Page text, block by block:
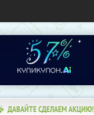
ДАВАЙТЕ СДЕЛАЕМ АКЦИЮ!